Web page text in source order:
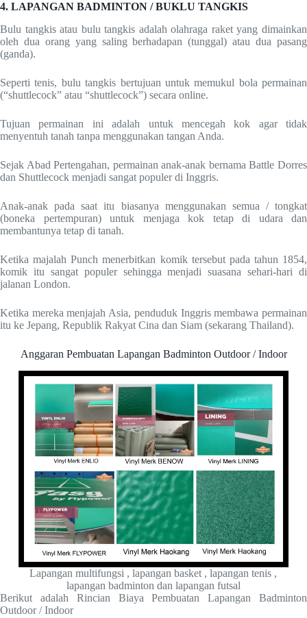
4. LAPANGAN BADMINTON / BUKLU TANGKIS
Bulu tangkis atau bulu tangkis adalah olahraga raket yang dimainkan
oleh dua orang yang saling berhadapan (tunggal) atau dua pasang
(ganda).
Seperti tenis, bulu tangkis bertujuan untuk memukul bola permainan
(“shuttlecock” atau “shuttlecock”) secara online.
Tujuan permainan ini adalah untuk mencegah kok agar tidak
menyentuh tanah tanpa menggunakan tangan Anda.
Sejak Abad Pertengahan, permainan anak-anak bernama Battle Dorres
dan Shuttlecock menjadi sangat populer di Inggris.
Anak-anak pada saat itu biasanya menggunakan semua / tongkat
(boneka pertempuran) untuk menjaga kok tetap di udara dan
membantunya tetap di tanah.
Ketika majalah Punch menerbitkan komik tersebut pada tahun 1854,
komik itu sangat populer sehingga menjadi suasana sehari-hari di
jalanan London.
Ketika mereka menjajah Asia, penduduk Inggris membawa permainan
itu ke Jepang, Republik Rakyat Cina dan Siam (sekarang Thailand).
Anggaran Pembuatan Lapangan Badminton Outdoor / Indoor
Lapangan multifungsi , lapangan basket , lapangan tenis ,
lapangan badminton dan lapangan futsal
Berikut adalah Rincian Biaya Pembuatan Lapangan Badminton
Outdoor / Indoor